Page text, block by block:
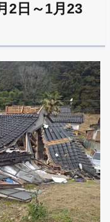
2日～1月23